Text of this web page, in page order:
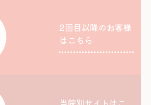
2回目以降のお客様
はこちら